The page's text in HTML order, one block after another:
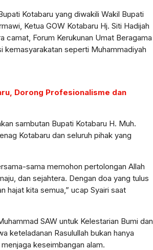
Kotabaru yang diwakili Wakil Bupati
Ketua GOW Kotabaru Hj. Siti Hadijah
camat, Forum Kerukunan Umat Beragama
seperti Muhammadiyah
Dorong Profesionalisme dan
sambutan Bupati Kotabaru H. Muh.
Kotabaru dan seluruh pihak yang
sama memohon pertolongan Allah
dan sejahtera. Dengan doa yang tulus
hajat kita semua,” ucap Syairi saat
SAW untuk Kelestarian Bumi dan
keteladanan Rasulullah bukan hanya
keseimbangan alam.